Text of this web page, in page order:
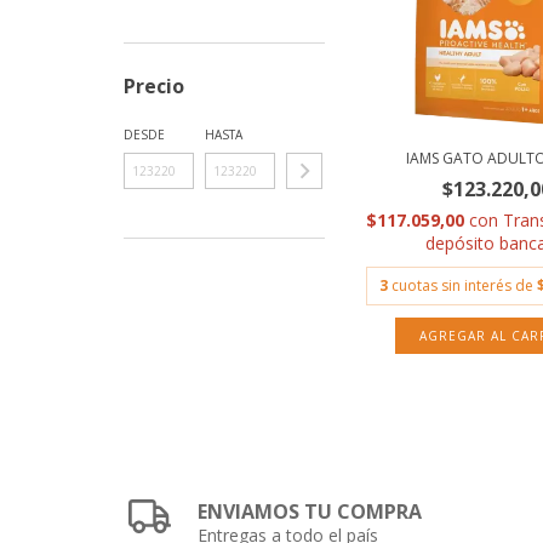
Precio
DESDE HASTA
IAMS GATO
$117.059,00con
depósito
3 cuotas sin interés de
ENVIAMOS TU COMPRA
Entregas a todo el país